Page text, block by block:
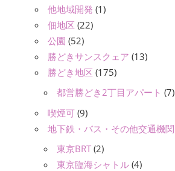
他地域開発 (1)
佃地区 (22)
公園 (52)
勝どきサンスクェア (13)
勝どき地区 (175)
都営勝どき2丁目アパート (7)
喫煙可 (9)
地下鉄・バス・その他交通機関
東京BRT (2)
東京臨海シャトル (4)